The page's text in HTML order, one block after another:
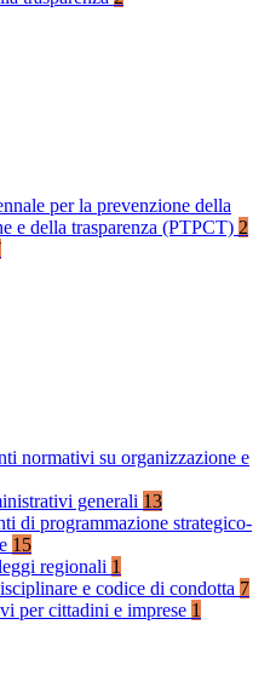
per la prevenzione della
e della trasparenza (PTPCT) 2
normativi su organizzazione e
generali 13
di programmazione strategico-
15
regionali 1
e codice di condotta 7
per cittadini e imprese 1